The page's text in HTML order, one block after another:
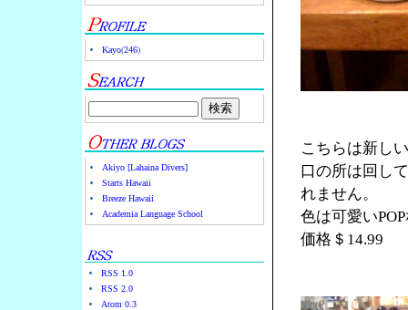
Kayo(246)
Akiyo [Lahaina Divers]
Starts Hawaii
Breeze Hawaii
Academia Language School
RSS 1.0
RSS 2.0
Atom 0.3
こちらは新し
口の所は回し
れません。
色は可愛い
価格＄14.99